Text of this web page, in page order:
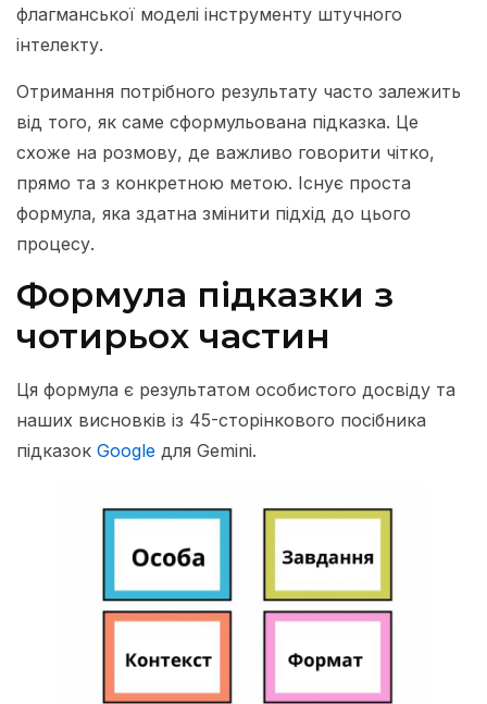
флагманської моделі інструменту штучного
інтелекту.
Отримання потрібного результату часто залежить
від того, як саме сформульована підказка. Це
схоже на розмову, де важливо говорити чітко,
прямо та з конкретною метою. Існує проста
формула, яка здатна змінити підхід до цього
процесу.
Формула підказки з
чотирьох частин
Ця формула є результатом особистого досвіду та
наших висновків із 45-сторінкового посібника
підказок Google для Gemini.